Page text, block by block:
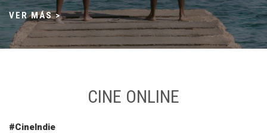
VER MÁS >
CINE ONLINE
#CineIndie